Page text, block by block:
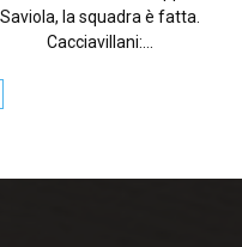
Saviola, la squadra è fatta.
Cacciavillani:...